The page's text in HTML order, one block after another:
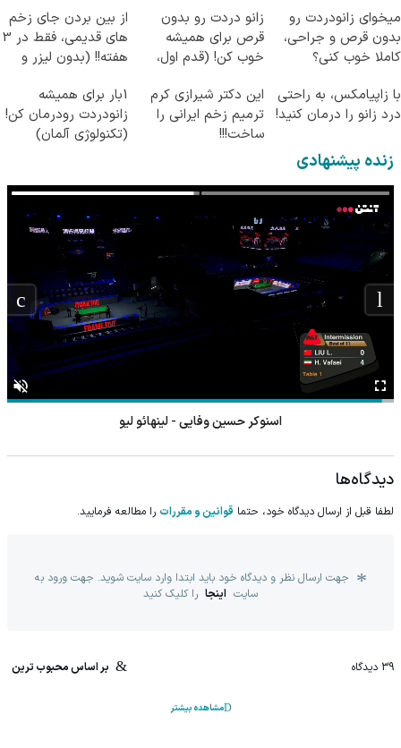
میخوای زانودردت رو
بدون قرص و جراحی،
کاملا خوب کنی؟
زانو دردت رو بدون
قرص برای همیشه
خوب کن! (قدم اول،
از بین بردن جای زخم
های قدیمی، فقط در 3
هفته!! (بدون لیزر و
با زاپیامکس، به راحتی
درد زانو را درمان کنید!
این دکتر شیرازی کرم
ترمیم زخم ایرانی را
ساخت!!!
1بار برای همیشه
زانودردت رودرمان کن!
(تکنولوژی آلمان)
زنده پیشنهادی
اسنوکر آنتونی مک گیل - وو شنگ گوانگ
دیدگاه‌ها
لطفا قبل از ارسال دیدگاه خود، حتما قوانین و مقررات را مطالعه فرمایید.
جهت ارسال نظر و دیدگاه خود باید ابتدا وارد سایت شوید. جهت ورود به
سایت اینجا را کلیک کنید
39 دیدگاه بر اساس محبوب ترین
مشاهده بیشتر